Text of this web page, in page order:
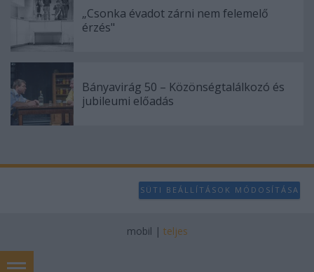
„Csonka évadot zárni nem felemelő
érzés"
Bányavirág 50 – Közönségtalálkozó és
jubileumi előadás
SÜTI BEÁLLÍTÁSOK MÓDOSÍTÁSA
mobil | teljes